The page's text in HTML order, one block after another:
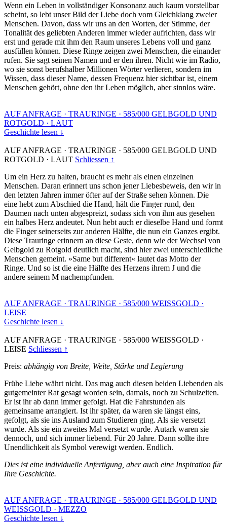
Wenn ein Leben in vollständiger Konsonanz auch kaum vorstellbar
scheint, so lebt unser Bild der Liebe doch vom Gleichklang zweier
Menschen. Davon, dass wir uns an den Worten, der Stimme, der
Tonalität des geliebten Anderen immer wieder aufrichten, dass wir
erst und gerade mit ihm den Raum unseres Lebens voll und ganz
ausfüllen können. Diese Ringe zeigen zwei Menschen, die einander
rufen. Sie sagt seinen Namen und er den ihren. Nicht wie im Radio,
wo sie sonst berufshalber Millionen Wörter verlieren, sondern im
Wissen, dass dieser Name, dessen Frequenz hier sichtbar ist, einem
Menschen gehört, ohne den ihr Leben möglich, aber sinnlos wäre.
AUF ANFRAGE · TRAURINGE · 585/000 GELBGOLD UND
ROTGOLD · LAUT
Geschichte lesen ↓
AUF ANFRAGE · TRAURINGE · 585/000 GELBGOLD UND
ROTGOLD · LAUT Schliessen ↑
Um ein Herz zu halten, braucht es mehr als einen einzelnen
Menschen. Daran erinnert uns schon jener Liebesbeweis, den wir in
den letzten Jahren immer öfter auf der Straße sehen können. Die
eine hebt zum Abschied die Hand, hält die Finger rund, den
Daumen nach unten abgespreizt, sodass sich von ihm aus gesehen
ein halbes Herz andeutet. Nun hebt auch er dieselbe Hand und formt
die Finger seinerseits zur anderen Hälfte, die nun ein Ganzes ergibt.
Diese Trauringe erinnern an diese Geste, denn wie der Wechsel von
Gelbgold zu Rotgold deutlich macht, sind hier zwei unterschiedliche
Menschen gemeint. »Same but different« lautet das Motto der
Ringe. Und so ist die eine Hälfte des Herzens ihrem J und die
andere seinem M nachempfunden.
AUF ANFRAGE · TRAURINGE · 585/000 WEISSGOLD ·
LEISE
Geschichte lesen ↓
AUF ANFRAGE · TRAURINGE · 585/000 WEISSGOLD ·
LEISE Schliessen ↑
Preis: abhängig von Breite, Weite, Stärke und Legierung
Frühe Liebe währt nicht. Das mag auch diesen beiden Liebenden als
gutgemeinter Rat gesagt worden sein, damals, noch zu Schulzeiten.
Er ist ihr ab dann immer gefolgt. Hat die Fahrstunden als
gemeinsame arrangiert. Ist ihr später, da waren sie längst eins,
gefolgt, als sie ins Ausland zum Studieren ging. Als sie versetzt
wurde. Als sie ein zweites Mal versetzt wurde. Autark waren sie
dennoch, und sich immer liebend. Für 20 Jahre. Dann sollte ihre
Unendlichkeit als Symbol verewigt werden. Endlich.
Dies ist eine individuelle Anfertigung, aber auch eine Inspiration für
Ihre Geschichte.
AUF ANFRAGE · TRAURINGE · 585/000 GELBGOLD UND
WEISSGOLD · MEZZO
Geschichte lesen ↓